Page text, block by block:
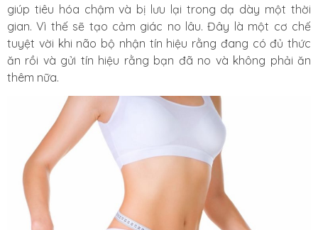
giúp tiêu hóa chậm và bị lưu lại trong dạ dày một thời
gian. Vì thế sẽ tạo cảm giác no lâu. Đây là một cơ chế
tuyệt vời khi não bộ nhận tín hiệu rằng đang có đủ thức
ăn rồi và gửi tín hiệu rằng bạn đã no và không phải ăn
thêm nữa.